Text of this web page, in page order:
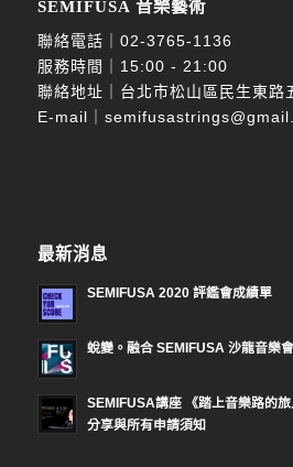
SEMIFUSA 音樂藝術
聯絡電話｜ 02-3765-1136
服務時間｜15:00 - 21:00
聯絡地址｜台北市松山區民生東路
E-mail｜
最新消息
SEMIFUSA 2020 評鑑會成績單
蛻變。融合 SEMIFUSA 沙龍音樂
SEMIFUSA講座 《踏上音樂路的
分享與所有申請須知